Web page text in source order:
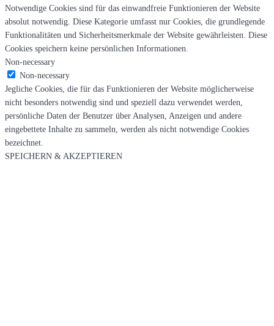
Notwendige Cookies sind für das einwandfreie Funktionieren der Website
absolut notwendig. Diese Kategorie umfasst nur Cookies, die grundlegende
Funktionalitäten und Sicherheitsmerkmale der Website gewährleisten. Diese
Cookies speichern keine persönlichen Informationen.
Non-necessary
Non-necessary
Jegliche Cookies, die für das Funktionieren der Website möglicherweise
nicht besonders notwendig sind und speziell dazu verwendet werden,
persönliche Daten der Benutzer über Analysen, Anzeigen und andere
eingebettete Inhalte zu sammeln, werden als nicht notwendige Cookies
bezeichnet.
SPEICHERN & AKZEPTIEREN